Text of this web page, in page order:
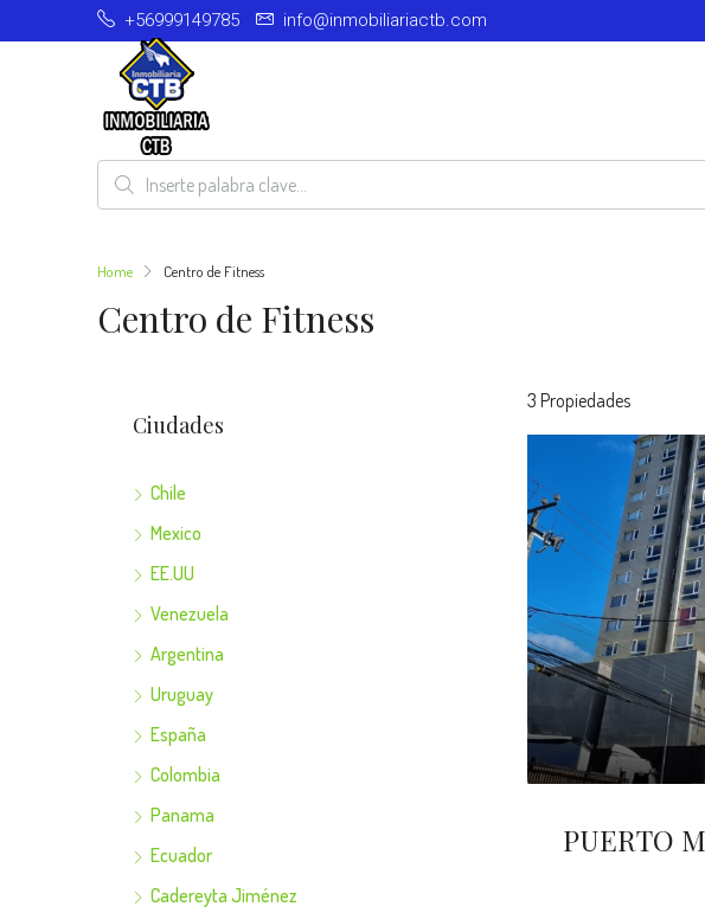
+56999149785 info@inmobiliariactb.com
Home Centro de Fitness
Centro de Fitness
3 Propiedades
Ciudades
Chile
Mexico
EE.UU
Venezuela
Argentina
Uruguay
España
Colombia
Panama
Ecuador
Cadereyta Jiménez